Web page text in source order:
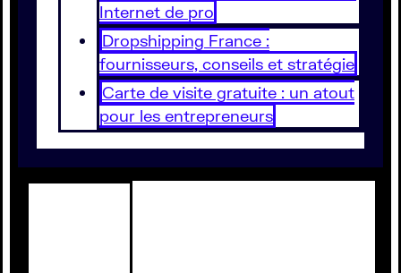
Internet de pro
Dropshipping France :
fournisseurs, conseils et stratégie
Carte de visite gratuite : un atout
pour les entrepreneurs